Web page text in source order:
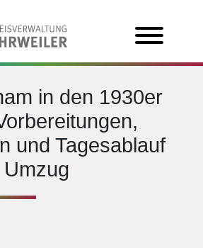
in den 1930er
und Tagesablauf